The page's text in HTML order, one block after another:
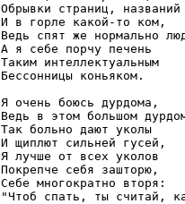
Обрывки страниц, названий
И в горле какой-то ком,
Ведь спят же нормально
А я себе порчу печень
Таким интеллектуальным
Бессонницы коньяком.
Я очень боюсь дурдома,
Ведь в этом большом
Так больно дают уколы
И щиплют сильней гусей,
Я лучше от всех уколов
Покрепче себя зашторю,
Себе многократно вторя:
"Чтоб спать, ты считай,